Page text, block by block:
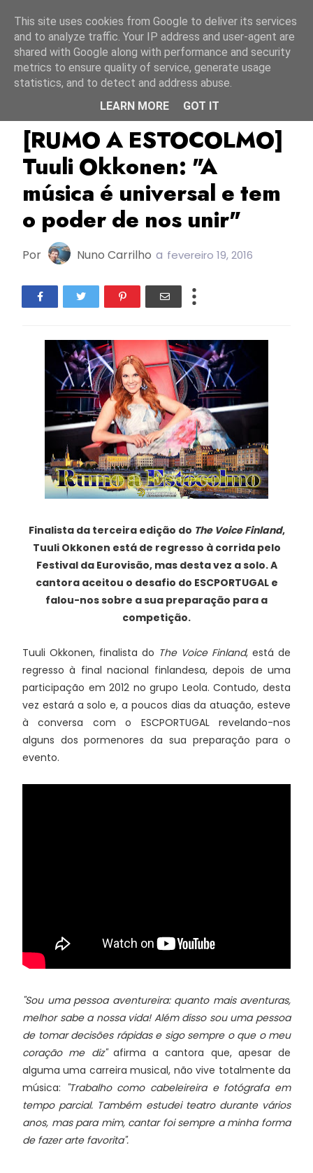
Rumo A Estocolmo
[RUMO A ESTOCOLMO]
Tuuli Okkonen: "A
música é universal e tem
o poder de nos unir"
Por Nuno Carrilho a fevereiro 19, 2016
Finalista da terceira edição do The Voice Finland,
Tuuli Okkonen está de regresso à corrida pelo
Festival da Eurovisão, mas desta vez a solo. A
cantora aceitou o desafio do ESCPORTUGAL e
falou-nos sobre a sua preparação para a
competição.
Tuuli Okkonen, finalista do The Voice Finland, está de
regresso à final nacional finlandesa, depois de uma
participação em 2012 no grupo Leola. Contudo, desta
vez estará a solo e, a poucos dias da atuação, esteve
à conversa com o ESCPORTUGAL revelando-nos
alguns dos pormenores da sua preparação para o
evento.
"Sou uma pessoa aventureira: quanto mais aventuras,
melhor sabe a nossa vida! Além disso sou uma pessoa
de tomar decisões rápidas e sigo sempre o que o meu
coração me diz"afirma a cantora que, apesar de
alguma uma carreira musical, não vive totalmente da
música: "Trabalho como cabeleireira e fotógrafa em
tempo parcial. Também estudei teatro durante vários
anos, mas para mim, cantar foi sempre a minha forma
de fazer arte favorita".
This site uses cookies from Google to deliver its services
and to analyze traffic. Your IP address and user-agent are
shared with Google along with performance and security
metrics to ensure quality of service, generate usage
statistics, and to detect and address abuse.
LEARN MORE
GOT IT